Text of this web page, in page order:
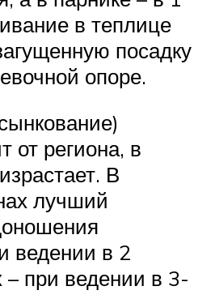
в теплице
посадку
опоре.
от региона, в
В
лучший
ведении в 2
при ведении в 3-